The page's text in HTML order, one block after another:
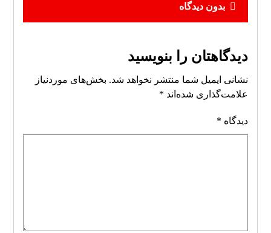
بدون دیدگاه
دیدگاهتان را بنویسید
نشانی ایمیل شما منتشر نخواهد شد. بخش‌های موردنیاز
علامت‌گذاری شده‌اند *
دیدگاه *